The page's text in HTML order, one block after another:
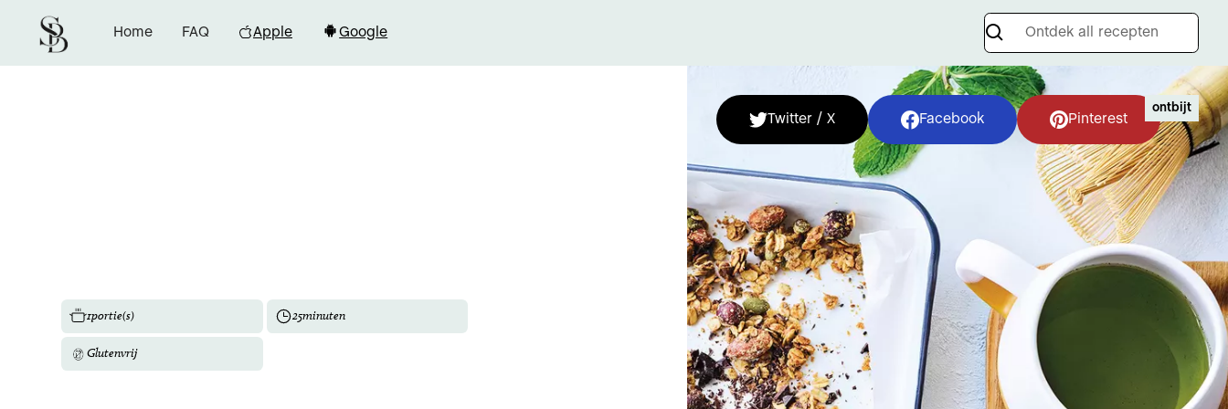
Home FAQ Apple Google
1portie(s) 25minuten
Glutenvrij
Twitter / X Facebook Pinterest
ontbijt